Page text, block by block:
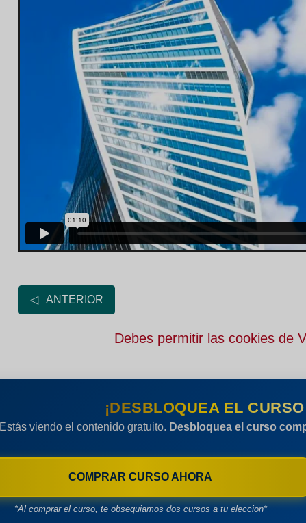
◁ ANTERIOR
Debes permitir las cookies de
¡DESBLOQUEA EL
Estás viendo el contenido gratuito. Desbloquea el curso
COMPRAR CURSO AHORA
*Al comprar el curso, te obsequiamos dos cursos a tu eleccion*